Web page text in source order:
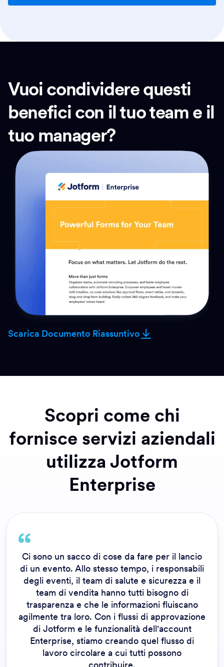
Vuoi condividere questi
benefici con il tuo team e il
tuo manager?
Scarica Documento Riassuntivo
Scopri come chi
fornisce servizi aziendali
utilizza Jotform
Enterprise
Ci sono un sacco di cose da fare per il lancio
di un evento. Allo stesso tempo, i responsabili
degli eventi, il team di salute e sicurezza e il
team di vendita hanno tutti bisogno di
trasparenza e che le informazioni fluiscano
agilmente tra loro. Con i flussi di approvazione
di Jotform e le funzionalità dell'account
Enterprise, stiamo creando quel flusso di
lavoro circolare a cui tutti possono
contribuire.